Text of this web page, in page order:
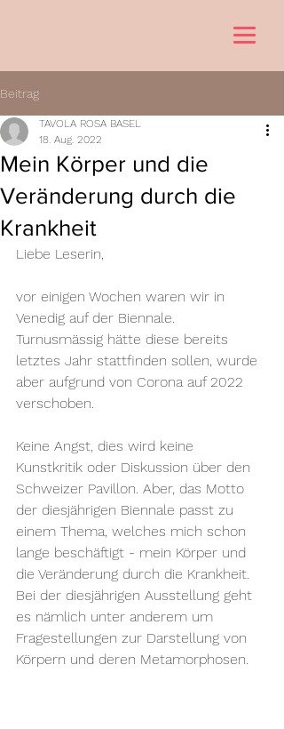
Beitrag
Mein Körper und die
Veränderung durch die
Krankheit
TAVOLA ROSA BASEL
18. Aug. 2022
Liebe Leserin,
vor einigen Wochen waren wir in
Venedig auf der Biennale.
Turnusmässig hätte diese bereits
letztes Jahr stattfinden sollen, wurde
aber aufgrund von Corona auf 2022
verschoben.
Keine Angst, dies wird keine
Kunstkritik oder Diskussion über den
Schweizer Pavillon. Aber, das Motto
der diesjährigen Biennale passt zu
einem Thema, welches mich schon
lange beschäftigt - mein Körper und
die Veränderung durch die Krankheit.
Bei der diesjährigen Ausstellung geht
es nämlich unter anderem um
Fragestellungen zur Darstellung von
Körpern und deren Metamorphosen.